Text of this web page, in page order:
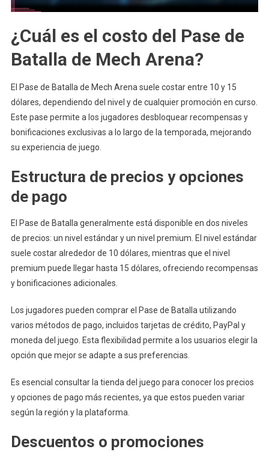
¿Cuál es el costo del Pase de
Batalla de Mech Arena?
El Pase de Batalla de Mech Arena suele costar entre 10 y 15
dólares, dependiendo del nivel y de cualquier promoción en curso.
Este pase permite a los jugadores desbloquear recompensas y
bonificaciones exclusivas a lo largo de la temporada, mejorando
su experiencia de juego.
Estructura de precios y opciones
de pago
El Pase de Batalla generalmente está disponible en dos niveles
de precios: un nivel estándar y un nivel premium. El nivel estándar
suele costar alrededor de 10 dólares, mientras que el nivel
premium puede llegar hasta 15 dólares, ofreciendo recompensas
y bonificaciones adicionales.
Los jugadores pueden comprar el Pase de Batalla utilizando
varios métodos de pago, incluidos tarjetas de crédito, PayPal y
moneda del juego. Esta flexibilidad permite a los usuarios elegir la
opción que mejor se adapte a sus preferencias.
Es esencial consultar la tienda del juego para conocer los precios
y opciones de pago más recientes, ya que estos pueden variar
según la región y la plataforma.
Descuentos o promociones